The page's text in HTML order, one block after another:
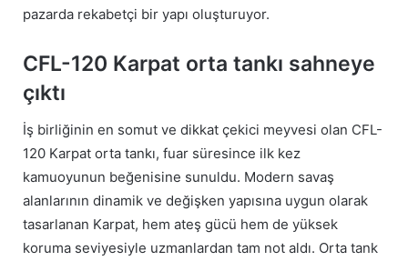
pazarda rekabetçi bir yapı oluşturuyor.
CFL-120 Karpat orta tankı sahneye
çıktı
İş birliğinin en somut ve dikkat çekici meyvesi olan CFL-
120 Karpat orta tankı, fuar süresince ilk kez
kamuoyunun beğenisine sunuldu. Modern savaş
alanlarının dinamik ve değişken yapısına uygun olarak
tasarlanan Karpat, hem ateş gücü hem de yüksek
koruma seviyesiyle uzmanlardan tam not aldı. Orta tank